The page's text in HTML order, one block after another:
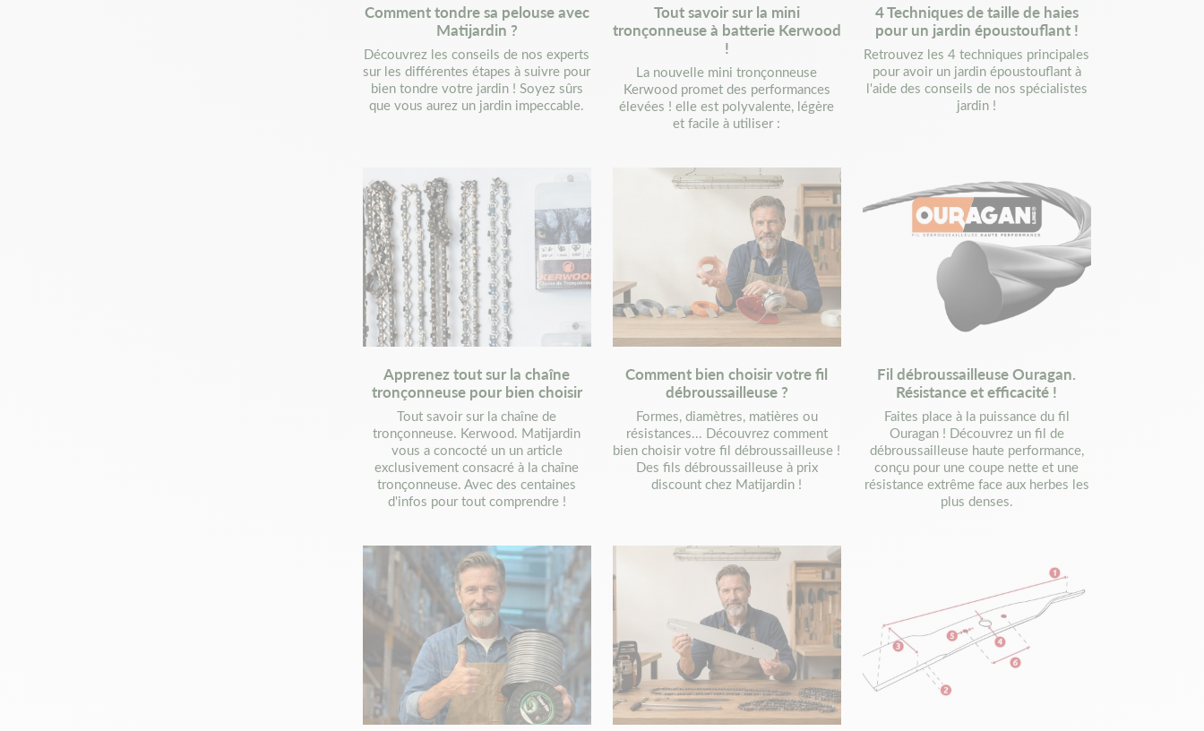
Comment tondre sa pelouse avec
Matijardin ?
Découvrez les conseils de nos experts
sur les différentes étapes à suivre pour
bien tondre votre jardin ! Soyez sûrs
que vous aurez un jardin impeccable.
Tout savoir sur la mini
tronçonneuse à batterie Kerwood
!
La nouvelle mini tronçonneuse
Kerwood promet des performances
élevées ! elle est polyvalente, légère
et facile à utiliser :
4 Techniques de taille de haies
pour un jardin époustouflant !
Retrouvez les 4 techniques principales
pour avoir un jardin époustouflant à
l'aide des conseils de nos spécialistes
jardin !
Apprenez tout sur la chaîne
tronçonneuse pour bien choisir
Tout savoir sur la chaîne de
tronçonneuse. Kerwood. Matijardin
vous a concocté un un article
exclusivement consacré à la chaîne
tronçonneuse. Avec des centaines
d'infos pour tout comprendre !
Comment bien choisir votre fil
débroussailleuse ?
Formes, diamètres, matières ou
résistances... Découvrez comment
bien choisir votre fil débroussailleuse !
Des fils débroussailleuse à prix
discount chez Matijardin !
Fil débroussailleuse Ouragan.
Résistance et efficacité !
Faites place à la puissance du fil
Ouragan ! Découvrez un fil de
débroussailleuse haute performance,
conçu pour une coupe nette et une
résistance extrême face aux herbes les
plus denses.